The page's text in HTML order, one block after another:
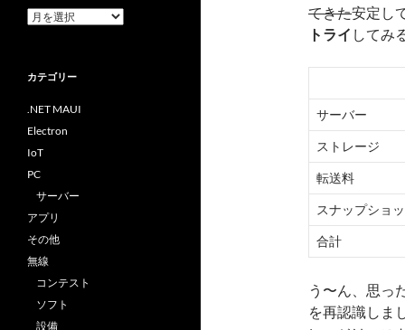
てきた安定し
トライ してみ
サーバー
ストレージ
転送料
スナップショ
合計
う〜ん、思っ
を再認識しま
ア
ブ
カテゴリー
.NET MAUI
Electron
IoT
PC
サーバー
アプリ
その他
無線
コンテスト
ソフト
設備